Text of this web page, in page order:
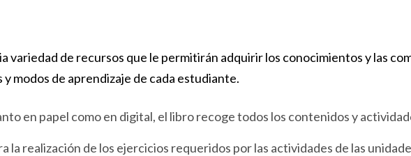
variedad de recursos que le permitirán adquirir los conocimientos y las
modos de aprendizaje de cada estudiante.
en papel como en digital, el libro recoge todos los contenidos y
la realización de los ejercicios requeridos por las actividades de las